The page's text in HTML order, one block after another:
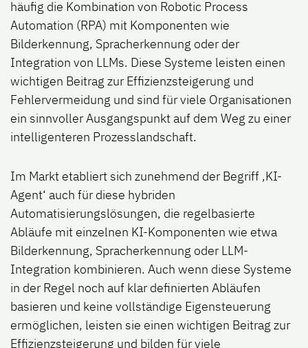
häufig die Kombination von Robotic Process
Automation (RPA) mit Komponenten wie
Bilderkennung, Spracherkennung oder der
Integration von LLMs. Diese Systeme leisten einen
wichtigen Beitrag zur Effizienzsteigerung und
Fehlervermeidung und sind für viele Organisationen
ein sinnvoller Ausgangspunkt auf dem Weg zu einer
intelligenteren Prozesslandschaft.
Im Markt etabliert sich zunehmend der Begriff ‚KI-
Agent‘ auch für diese hybriden
Automatisierungslösungen, die regelbasierte
Abläufe mit einzelnen KI-Komponenten wie etwa
Bilderkennung, Spracherkennung oder LLM-
Integration kombinieren. Auch wenn diese Systeme
in der Regel noch auf klar definierten Abläufen
basieren und keine vollständige Eigensteuerung
ermöglichen, leisten sie einen wichtigen Beitrag zur
Effizienzsteigerung und bilden für viele